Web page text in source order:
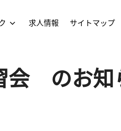
求人情報 サイトマップ
会 のお知